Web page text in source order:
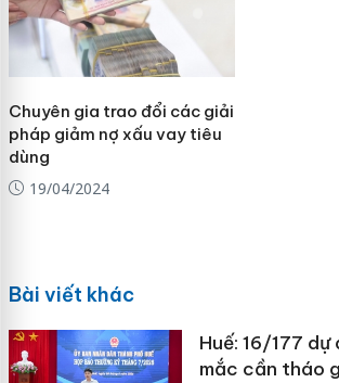
Chuyên gia trao đổi các giải
pháp giảm nợ xấu vay tiêu
dùng
19/04/2024
Bài viết khác
Huế: 16/177
mắc cần tháo